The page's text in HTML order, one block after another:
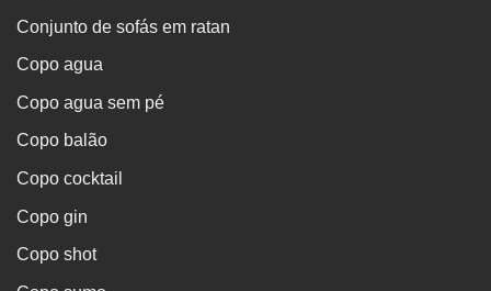
Conjunto de sofás em ratan
Copo agua
Copo agua sem pé
Copo balão
Copo cocktail
Copo gin
Copo shot